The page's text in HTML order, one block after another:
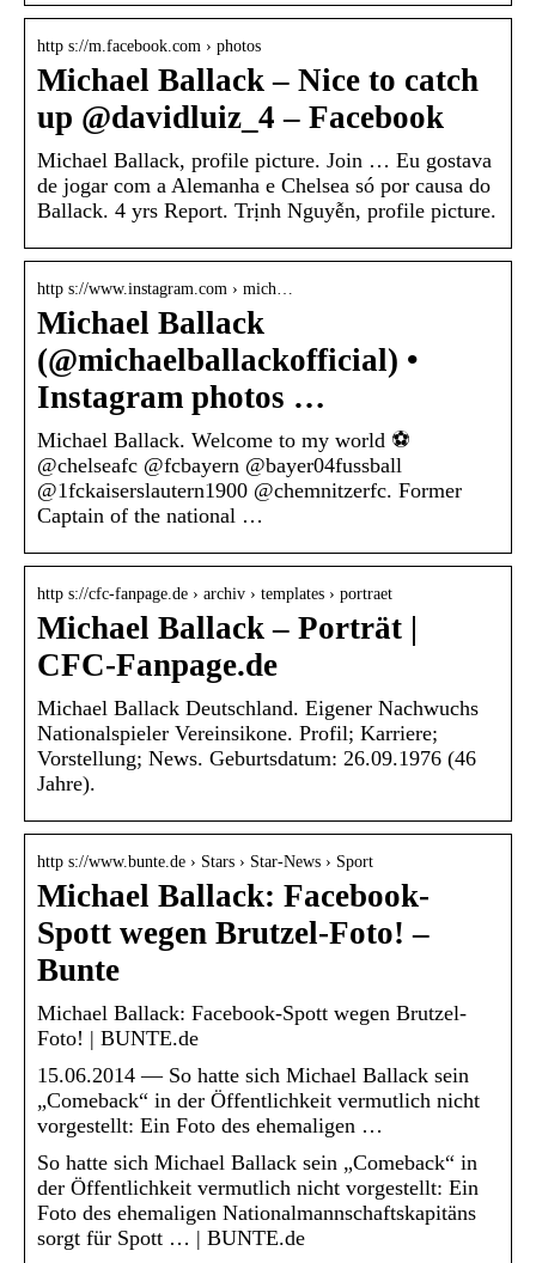
http s://m.facebook.com › photos
Michael Ballack – Nice to catch
up @davidluiz_4 – Facebook
Michael Ballack, profile picture. Join … Eu gostava
de jogar com a Alemanha e Chelsea só por causa do
Ballack. 4 yrs Report. Trịnh Nguyễn, profile picture.
http s://www.instagram.com › mich…
Michael Ballack
(@michaelballackofficial) •
Instagram photos …
Michael Ballack. Welcome to my world ⚽️
@chelseafc @fcbayern @bayer04fussball
@1fckaiserslautern1900 @chemnitzerfc. Former
Captain of the national …
http s://cfc-fanpage.de › archiv › templates › portraet
Michael Ballack – Porträt |
CFC-Fanpage.de
Michael Ballack Deutschland. Eigener Nachwuchs
Nationalspieler Vereinsikone. Profil; Karriere;
Vorstellung; News. Geburtsdatum: 26.09.1976 (46
Jahre).
http s://www.bunte.de › Stars › Star-News › Sport
Michael Ballack: Facebook-
Spott wegen Brutzel-Foto! –
Bunte
Michael Ballack: Facebook-Spott wegen Brutzel-
Foto! | BUNTE.de
15.06.2014 — So hatte sich Michael Ballack sein
„Comeback“ in der Öffentlichkeit vermutlich nicht
vorgestellt: Ein Foto des ehemaligen …
So hatte sich Michael Ballack sein „Comeback“ in
der Öffentlichkeit vermutlich nicht vorgestellt: Ein
Foto des ehemaligen Nationalmannschaftskapitäns
sorgt für Spott … | BUNTE.de